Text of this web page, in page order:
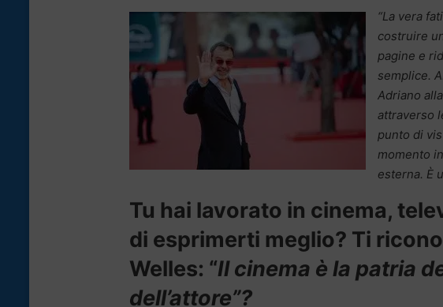
“La vera
costruire
pagine e
semplice.
Adriano
attraverso
punto di
momento
esterna. È
Tu hai lavorato in cinema,
di esprimerti meglio? Ti
Welles: “Il cinema è la patria
dell’attore”?